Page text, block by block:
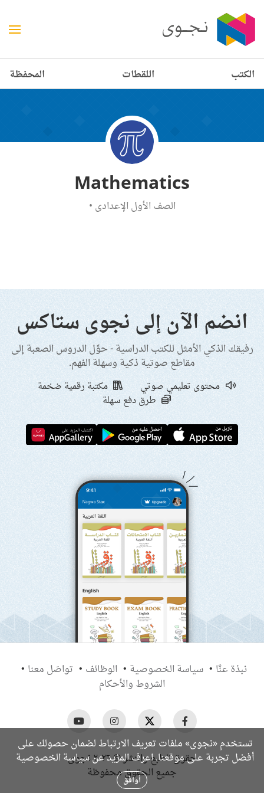
الكتب اللقطات المحفظة
Mathematics
الصف الأول الإعدادي •
انضم الآن إلى نجوى ستاكس
رفيقك الذكي الأمثل للكتب الدراسية - حوِّل الدروس الصعبة إلى
مقاطع صوتية ذكية وسهلة الفهم.
محتوى تعليمي صوتي
مكتبة رقمية ضخمة
طرق دفع سهلة
نبذة عنَّا سياسة الخصوصية الوظائف
تواصَل معنا
الشروط والأحكام
حقوق الطبع والنشر © ٢٠٢٦ نجوى
جميع الحقوق محفوظة
تستخدم «نجوى» ملفات تعريف الارتباط لضمان حصولك على
أفضل تجربة على موقعنا. اعرف المزيد عنسياسة الخصوصية
أوافق